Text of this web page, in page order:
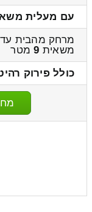
עם מעלית
מרחק מהבית עד
משאית 9מטר
כולל פירוק